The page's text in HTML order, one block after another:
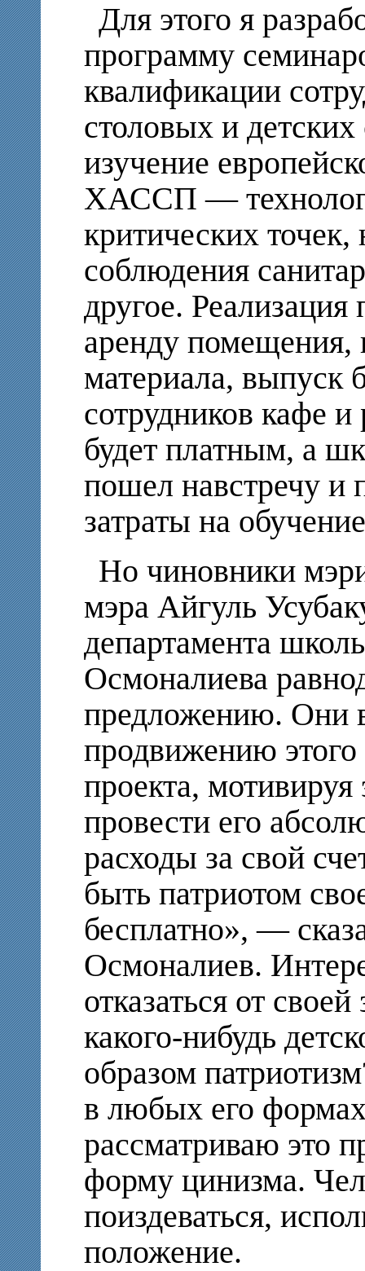
Для этого я
программу
квалификации
столовых и
изучение
ХАССП —
критических
соблюдения
другое. Реализация
аренду помещения,
материала, выпуск
сотрудников кафе и
будет платным, а
пошел навстречу и
затраты на
Но чиновники
мэра Айгуль
департамента
Осмоналиева
предложению. Они
продвижению этого
проекта,
провести его
расходы за свой
быть патриотом
бесплатно», —
Осмоналиев.
отказаться от
какого-нибудь
образом
в любых его
рассматриваю это
форму цинизма.
поиздеваться,
положение.